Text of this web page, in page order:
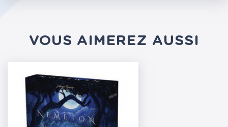
VOUS AIMEREZ AUSSI